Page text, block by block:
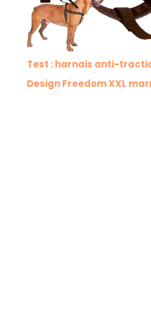
Test : harnais anti-
Design Freedom XXL